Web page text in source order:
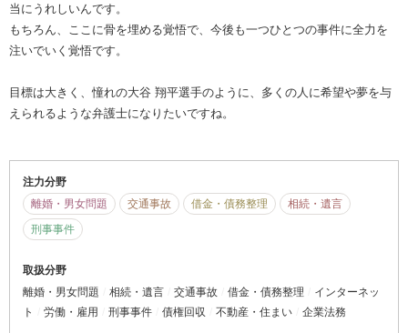
当にうれしいんです。
もちろん、ここに骨を埋める覚悟で、今後も一つひとつの事件に全力を
注いでいく覚悟です。
目標は大きく、憧れの大谷 翔平選手のように、多くの人に希望や夢を与
えられるような弁護士になりたいですね。
注力分野
離婚・男女問題
交通事故 借金・債務整理
相続・遺言
刑事事件
取扱分野
離婚・男女問題
相続・遺言 交通事故 借金・債務整理
インターネッ
ト
労働・雇用 刑事事件 債権回収 不動産・住まい 企業法務